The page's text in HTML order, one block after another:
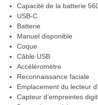
Capacité de la batterie
USB-C
Batterie
Manuel disponible
Coque
Câble USB
Accéléromètre
Reconnaissance faciale
Emplacement du lecteur
Capteur d’empreintes